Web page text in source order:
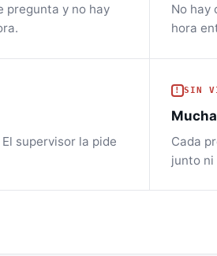
pregunta y no hay
No hay
hora
supervisor la pide
SIN
Cada
junto